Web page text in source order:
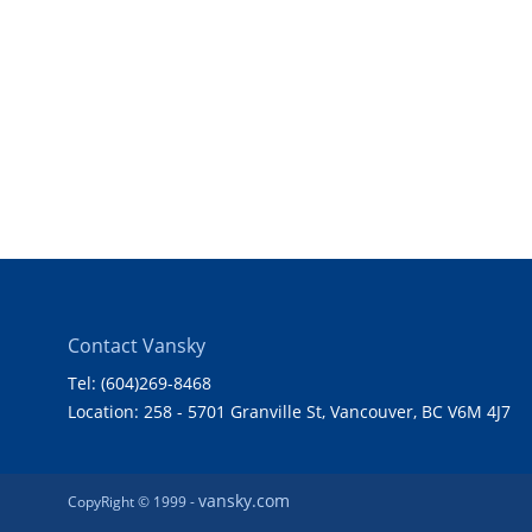
Contact Vansky
Tel: (604)269-8468
Location: 258 - 5701 Granville St, Vancouver, BC V6M 4J7
CopyRight © 1999 -vansky.com